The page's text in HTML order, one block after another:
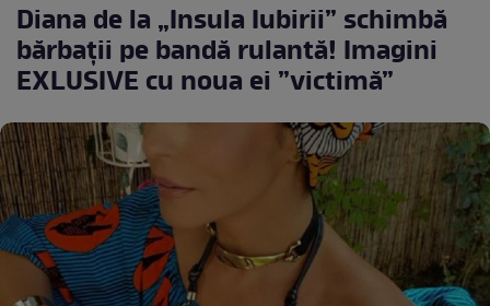
Diana de la „Insula Iubirii” schimbă
bărbații pe bandă rulantă! Imagini
EXLUSIVE cu noua ei ”victimă”